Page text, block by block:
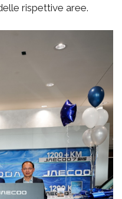
rispettive aree.